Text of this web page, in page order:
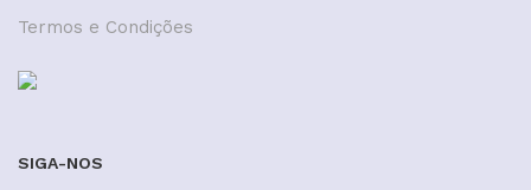
Termos e Condições
SIGA-NOS